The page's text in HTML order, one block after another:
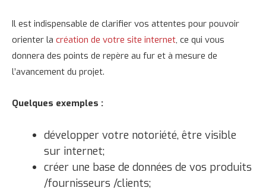
Il est indispensable de clarifier vos attentes pour pouvoir
orienter la création de votre site internet, ce qui vous
donnera des points de repère au fur et à mesure de
l’avancement du projet.
Quelques exemples :
développer votre notoriété, être visible
sur internet;
créer une base de données de vos produits
/fournisseurs /clients;